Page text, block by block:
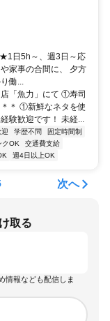
日5h～、週3日～応
家事の合間に、 夕方
働...
「魚力」にて ①寿司
＊ ①新鮮なネタを使
験歓迎です！ 未経...
学歴不問
固定時間制
クOK
交通費支給
週4日以上OK
次へ
取る
情報なども配信しま